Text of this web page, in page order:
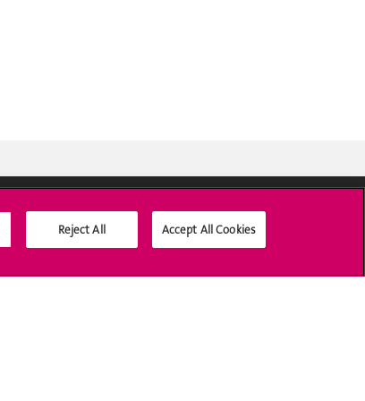
Médias sociaux UNIGE
Reject All Accept All Cookies